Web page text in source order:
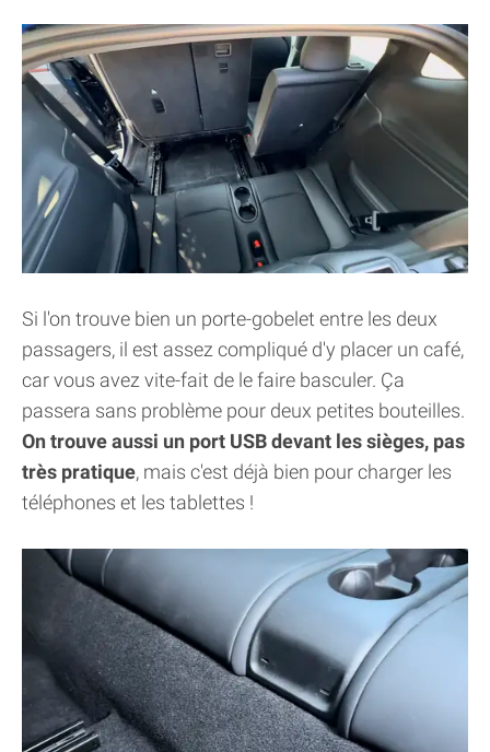
Si l'on trouve bien un porte-gobelet entre les deux
passagers, il est assez compliqué d'y placer un café,
car vous avez vite-fait de le faire basculer. Ça
passera sans problème pour deux petites bouteilles.
On trouve aussi un port USB devant les sièges, pas
très pratique, mais c'est déjà bien pour charger les
téléphones et les tablettes !